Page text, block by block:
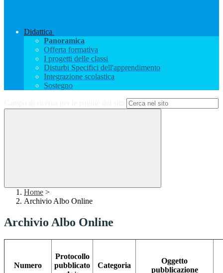
Didattica
Panoramica
Offerta formativa
I progetti delle classi
Disturbi Specifici dell'apprendimento
Integrazione scolastica
Sostegno
Home >
Archivio Albo Online
Archivio Albo Online
Numero
Protocollo
pubblicato
Categoria
Oggetto
pubblicazione